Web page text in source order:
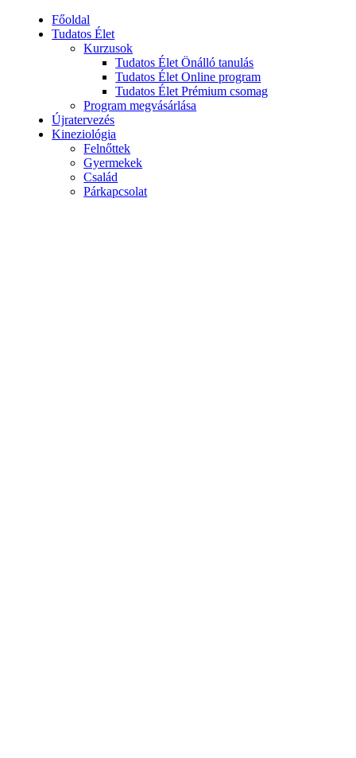
Főoldal
Tudatos Élet
Kurzusok
Tudatos Élet Önálló tanulás
Tudatos Élet Online program
Tudatos Élet Prémium csomag
Program megvásárlása
Újratervezés
Kineziológia
Felnőttek
Gyermekek
Család
Párkapcsolat